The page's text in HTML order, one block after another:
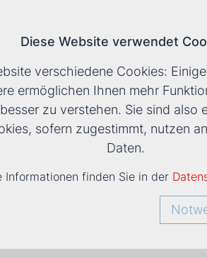
Diese Website verwendet
verschiedene Cookies:
ermöglichen Ihnen mehr
zu verstehen. Sie sind also
sofern zugestimmt, nutzen
Daten.
Informationen finden Sie in der